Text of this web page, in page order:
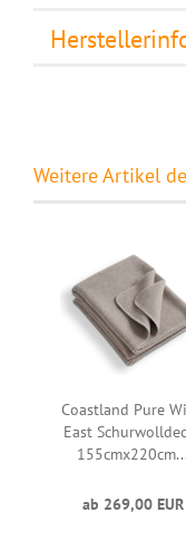
Weitere Artikel
Coastland Pure
East
155cmx220cm...
ab 269,00 EUR